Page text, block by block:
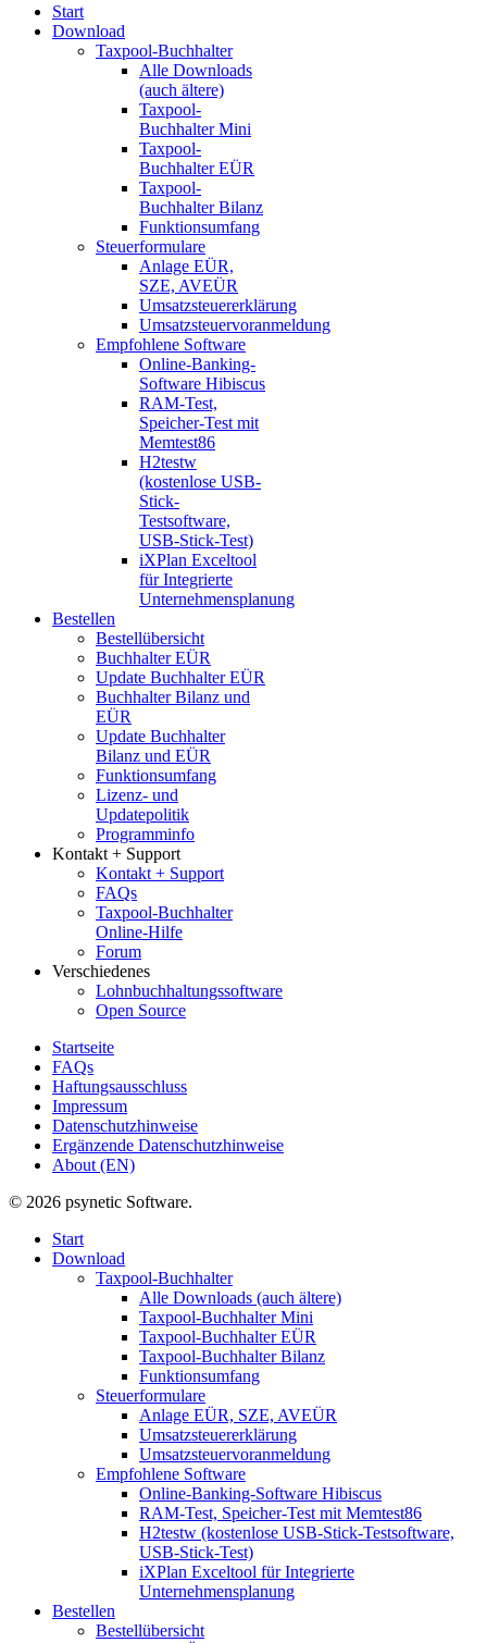
Start
Download
Taxpool-Buchhalter
Alle Downloads
(auch ältere)
Taxpool-
Buchhalter Mini
Taxpool-
Buchhalter EÜR
Taxpool-
Buchhalter Bilanz
Funktionsumfang
Steuerformulare
Anlage EÜR,
SZE, AVEÜR
Umsatzsteuererklärung
Umsatzsteuervoranmeldung
Empfohlene Software
Online-Banking-
Software Hibiscus
RAM-Test,
Speicher-Test mit
Memtest86
H2testw
(kostenlose USB-
Stick-
Testsoftware,
USB-Stick-Test)
iXPlan Exceltool
für Integrierte
Unternehmensplanung
Bestellen
Bestellübersicht
Buchhalter EÜR
Update Buchhalter EÜR
Buchhalter Bilanz und
EÜR
Update Buchhalter
Bilanz und EÜR
Funktionsumfang
Lizenz- und
Updatepolitik
Programminfo
Kontakt + Support
Kontakt + Support
FAQs
Taxpool-Buchhalter
Online-Hilfe
Forum
Verschiedenes
Lohnbuchhaltungssoftware
Open Source
Startseite
FAQs
Haftungsausschluss
Impressum
Datenschutzhinweise
Ergänzende Datenschutzhinweise
About (EN)
© 2026 psynetic Software.
Start
Download
Taxpool-Buchhalter
Alle Downloads (auch ältere)
Taxpool-Buchhalter Mini
Taxpool-Buchhalter EÜR
Taxpool-Buchhalter Bilanz
Funktionsumfang
Steuerformulare
Anlage EÜR, SZE, AVEÜR
Umsatzsteuererklärung
Umsatzsteuervoranmeldung
Empfohlene Software
Online-Banking-Software Hibiscus
RAM-Test, Speicher-Test mit Memtest86
H2testw (kostenlose USB-Stick-Testsoftware,
USB-Stick-Test)
iXPlan Exceltool für Integrierte
Unternehmensplanung
Bestellen
Bestellübersicht